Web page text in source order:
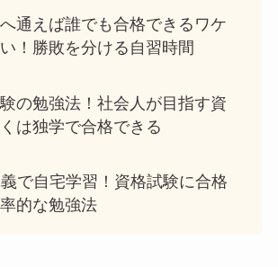
通えば誰でも合格できるワケ
！勝敗を分ける自習時間
の勉強法！社会人が目指す資
は独学で合格できる
で自宅学習！資格試験に合格
的な勉強法